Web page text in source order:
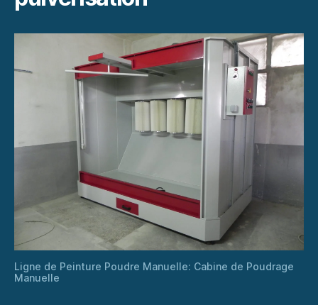
Ligne de Peinture Poudre Manuelle: Cabine de Poudrage
Manuelle